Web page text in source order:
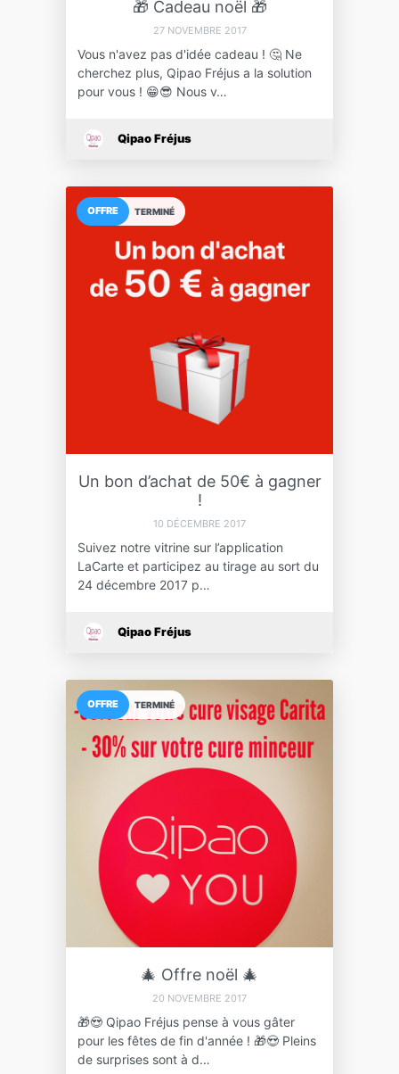
🎁 Cadeau noël 🎁
27 NOVEMBRE 2017
Vous n'avez pas d'idée cadeau ! 🤔 Ne
cherchez plus, Qipao Fréjus a la solution
pour vous ! 😁😎 Nous v…
Qipao Fréjus
TERMINÉ
OFFRE
Un bon d’achat de 50€ à gagner
!
10 DÉCEMBRE 2017
Suivez notre vitrine sur l’application
LaCarte et participez au tirage au sort du
24 décembre 2017 p…
Qipao Fréjus
TERMINÉ
OFFRE
🎄 Offre noël 🎄
20 NOVEMBRE 2017
🎁😍 Qipao Fréjus pense à vous gâter
pour les fêtes de fin d'année ! 🎁😍 Pleins
de surprises sont à d…